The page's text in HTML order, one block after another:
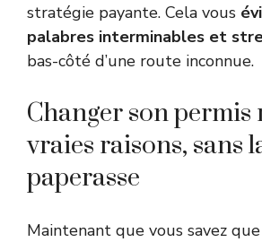
stratégie payante. Cela vous
palabres interminables et
bas-côté d’une route inconnue.
Changer son permis
vraies raisons, sans
paperasse
Maintenant que vous savez